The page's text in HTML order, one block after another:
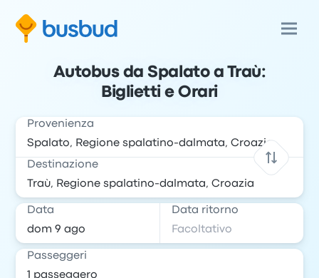
Autobus da Spalato a Traù:
Biglietti e Orari
Provenienza
Destinazione
Data Data ritorno
Passeggeri